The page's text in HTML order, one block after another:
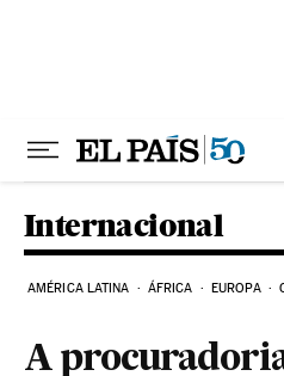
Internacional
AMÉRICA LATINA ÁFRICA EUROPA
A